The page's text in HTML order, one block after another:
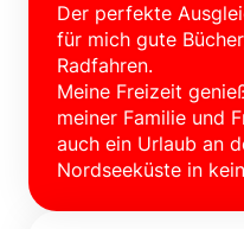
Der perfekte
für mich gute
Radfahren.
Meine Freizeit
meiner Familie und
auch ein Urlaub an
Nordseeküste in